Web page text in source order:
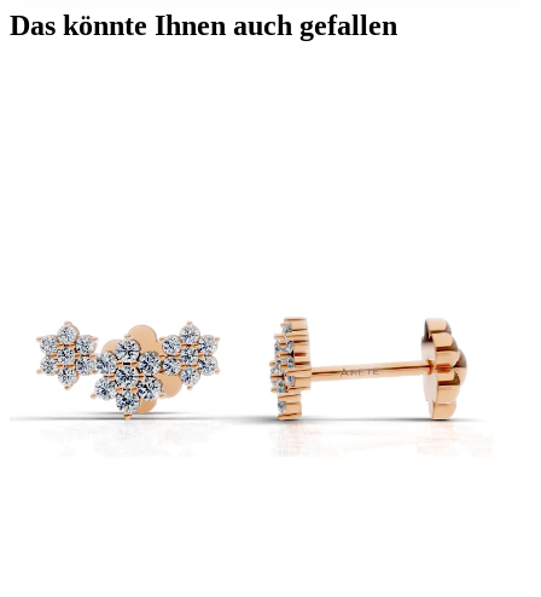
Das könnte Ihnen auch gefallen